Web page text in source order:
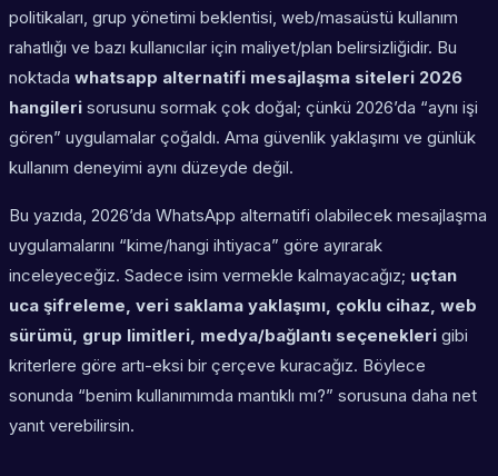
politikaları, grup yönetimi beklentisi, web/masaüstü kullanım
rahatlığı ve bazı kullanıcılar için maliyet/plan belirsizliğidir. Bu
noktada whatsapp alternatifi mesajlaşma siteleri 2026
hangileri sorusunu sormak çok doğal; çünkü 2026’da “aynı işi
gören” uygulamalar çoğaldı. Ama güvenlik yaklaşımı ve günlük
kullanım deneyimi aynı düzeyde değil.
Bu yazıda, 2026’da WhatsApp alternatifi olabilecek mesajlaşma
uygulamalarını “kime/hangi ihtiyaca” göre ayırarak
inceleyeceğiz. Sadece isim vermekle kalmayacağız; uçtan
uca şifreleme, veri saklama yaklaşımı, çoklu cihaz, web
sürümü, grup limitleri, medya/bağlantı seçenekleri gibi
kriterlere göre artı-eksi bir çerçeve kuracağız. Böylece
sonunda “benim kullanımımda mantıklı mı?” sorusuna daha net
yanıt verebilirsin.